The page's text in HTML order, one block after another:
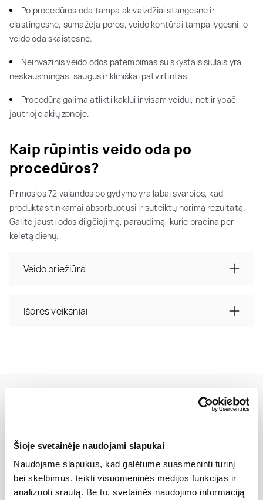
Šioje svetainėje naudojami slapukai
Naudojame slapukus, kad galėtume suasmeninti turinį
bei skelbimus, teikti visuomeninės medijos funkcijas ir
analizuoti srautą. Be to, svetainės naudojimo informaciją
Po procedūros oda tampa akivaizdžiai stangesnė ir
elastingesnė, sumažėja poros, veido kontūrai tampa lygesni, o
veido oda skaistesnė.
Neinvazinis veido odos patempimas su skystais siūlais yra
neskausmingas, saugus ir kliniškai patvirtintas.
Procedūrą galima atlikti kaklui ir visam veidui, net ir ypač
jautrioje akių zonoje.
Kaip rūpintis veido oda po
procedūros?
Pirmosios 72 valandos po gydymo yra labai svarbios, kad
produktas tinkamai absorbuotųsi ir suteiktų norimą rezultatą.
Galite jausti odos dilgčiojimą, paraudimą, kurie praeina per
keletą dienų.
Veido priežiūra
Išorės veiksniai
Kainynas